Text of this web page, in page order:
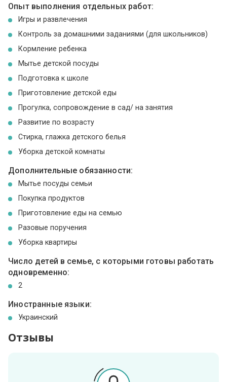
Опыт выполнения отдельных работ:
Игры и развлечения
Контроль за домашними заданиями (для школьников)
Кормление ребенка
Мытье детской посуды
Подготовка к школе
Приготовление детской еды
Прогулка, сопровождение в сад/ на занятия
Развитие по возрасту
Стирка, глажка детского белья
Уборка детской комнаты
Дополнительные обязанности:
Мытье посуды семьи
Покупка продуктов
Приготовление еды на семью
Разовые поручения
Уборка квартиры
Число детей в семье, с которыми готовы работать
одновременно:
2
Иностранные языки:
Украинский
Отзывы